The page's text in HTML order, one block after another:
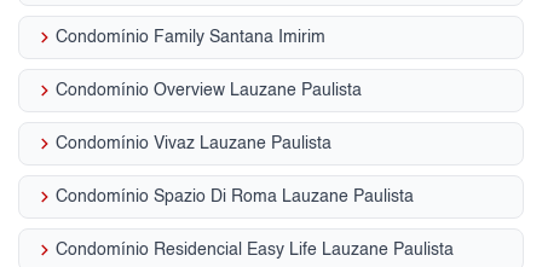
keyboard_arrow_right Condomínio Family Santana Imirim
keyboard_arrow_right Condomínio Overview Lauzane Paulista
keyboard_arrow_right Condomínio Vivaz Lauzane Paulista
keyboard_arrow_right Condomínio Spazio Di Roma Lauzane Paulista
keyboard_arrow_right Condomínio Residencial Easy Life Lauzane Paulista